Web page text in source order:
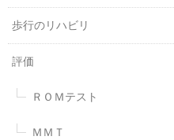
歩行のリハビリ
評価
ＲＯＭテスト
ＭＭＴ